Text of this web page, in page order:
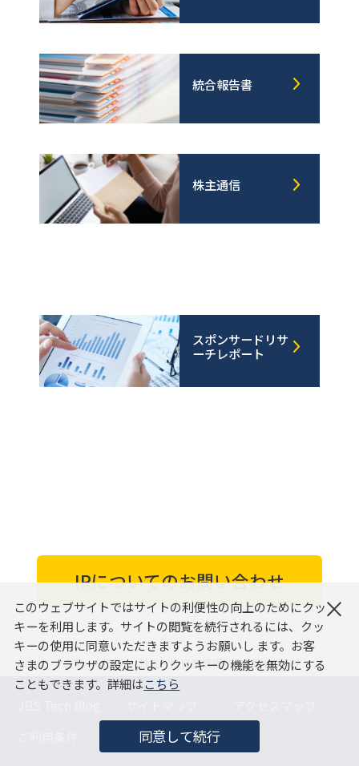
統合報告書
株主通信
スポンサードリサ
ーチレポート
IRについてのお問い合わせ
HOME 企業・IR情報 株主・投資家情報 IR ライブラリー
個人情報保護方針
このウェブサイトではサイトの利便性の向上のためにクッ
キーを利用します。サイトの閲覧を続行されるには、クッ
キーの使用に同意いただきますようお願いし ます。お客
さまのブラウザの設定によりクッキーの機能を無効にする
こともできます。詳細はこちら
同意して続行
×